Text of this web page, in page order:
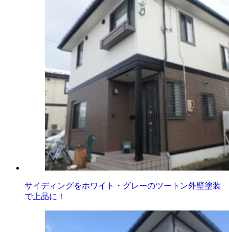
サイディングをホワイト・グレーのツートン外壁塗装
で上品に！